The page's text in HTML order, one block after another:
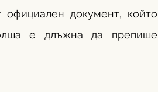
документ, който
е длъжна да препише